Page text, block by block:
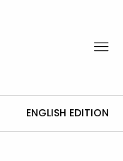
ENGLISH EDITION